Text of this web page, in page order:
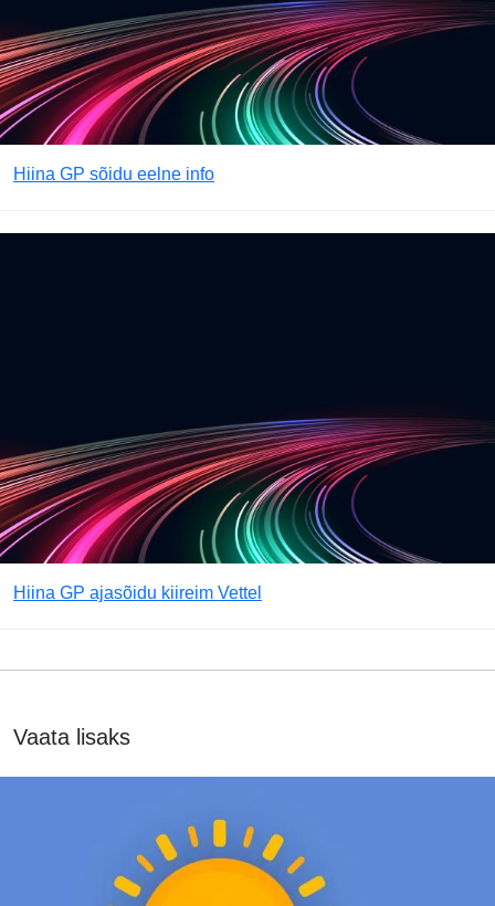
Hiina GP sõidu eelne info
Hiina GP ajasõidu kiireim Vettel
Vaata lisaks